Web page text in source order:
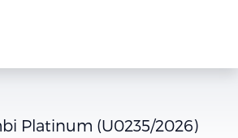
Platinum (U0235/2026)